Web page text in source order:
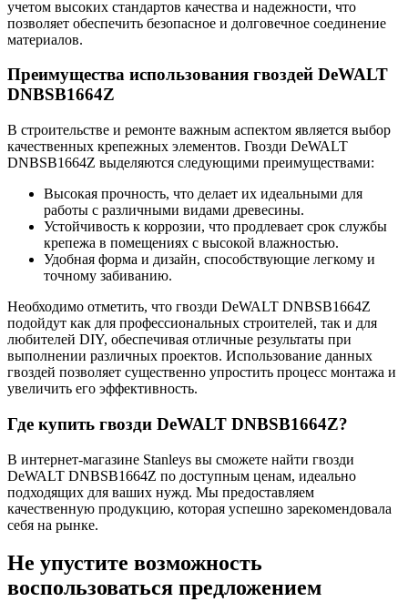
учетом высоких стандартов качества и надежности, что
позволяет обеспечить безопасное и долговечное соединение
материалов.
Преимущества использования гвоздей DeWALT
DNBSB1664Z
В строительстве и ремонте важным аспектом является выбор
качественных крепежных элементов. Гвозди DeWALT
DNBSB1664Z выделяются следующими преимуществами:
Высокая прочность, что делает их идеальными для
работы с различными видами древесины.
Устойчивость к коррозии, что продлевает срок службы
крепежа в помещениях с высокой влажностью.
Удобная форма и дизайн, способствующие легкому и
точному забиванию.
Необходимо отметить, что гвозди DeWALT DNBSB1664Z
подойдут как для профессиональных строителей, так и для
любителей DIY, обеспечивая отличные результаты при
выполнении различных проектов. Использование данных
гвоздей позволяет существенно упростить процесс монтажа и
увеличить его эффективность.
Где купить гвозди DeWALT DNBSB1664Z?
В интернет-магазине Stanleys вы сможете найти гвозди
DeWALT DNBSB1664Z по доступным ценам, идеально
подходящих для ваших нужд. Мы предоставляем
качественную продукцию, которая успешно зарекомендовала
себя на рынке.
Не упустите возможность
воспользоваться предложением